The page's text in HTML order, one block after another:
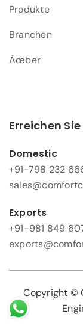
Produkte
Branchen
Ãœber
Erreichen
Domestic
+91-798 232
Exports
+91-981 849
Copyright ©